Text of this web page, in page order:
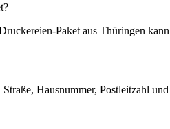
-Paket aus Thüringen
Hausnummer, Postleitzahl